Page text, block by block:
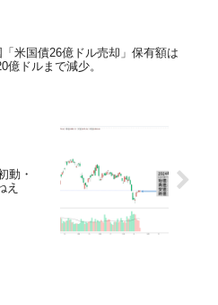
「米国債26億ドル売却」保有額は
億ドルまで減少。
動・
え